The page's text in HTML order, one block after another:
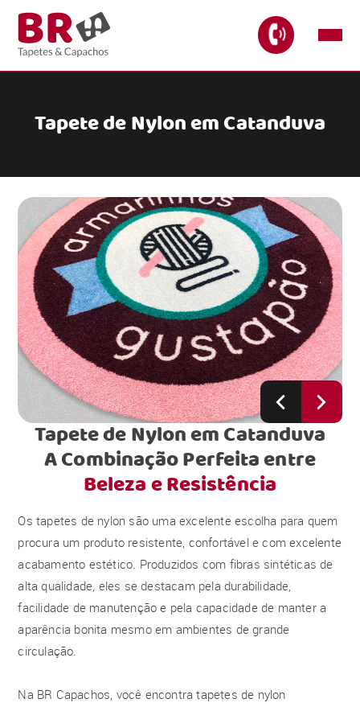
Tapete de Nylon em Catanduva
Tapete de Nylon em Catanduva
A Combinação Perfeita entre
Beleza e Resistência
Os tapetes de nylon são uma excelente escolha para quem
procura um produto resistente, confortável e com excelente
acabamento estético. Produzidos com fibras sintéticas de
alta qualidade, eles se destacam pela durabilidade,
facilidade de manutenção e pela capacidade de manter a
aparência bonita mesmo em ambientes de grande
circulação.
Na BR Capachos, você encontra tapetes de nylon